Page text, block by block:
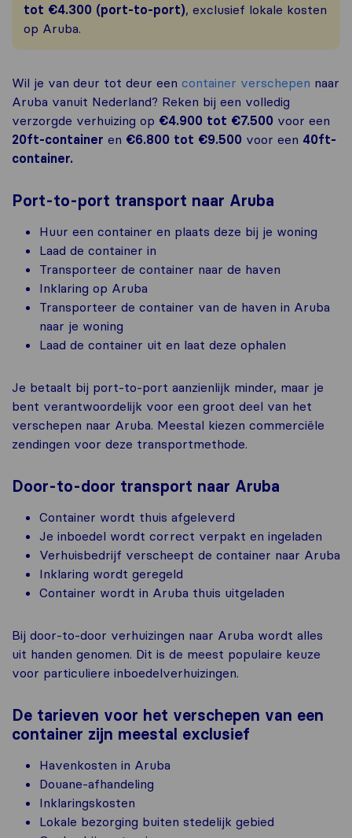
tot €4.300 (port-to-port), exclusief lokale kosten
op Aruba.
Wil je van deur tot deur een container verschepen naar
Aruba vanuit Nederland? Reken bij een volledig
verzorgde verhuizing op €4.900 tot €7.500 voor een
20ft-container en €6.800 tot €9.500 voor een 40ft-
container.
Port-to-port transport naar Aruba
Huur een container en plaats deze bij je woning
Laad de container in
Transporteer de container naar de haven
Inklaring op Aruba
Transporteer de container van de haven in Aruba
naar je woning
Laad de container uit en laat deze ophalen
Je betaalt bij port-to-port aanzienlijk minder, maar je
bent verantwoordelijk voor een groot deel van het
verschepen naar Aruba. Meestal kiezen commerciële
zendingen voor deze transportmethode.
Door-to-door transport naar Aruba
Container wordt thuis afgeleverd
Je inboedel wordt correct verpakt en ingeladen
Verhuisbedrijf verscheept de container naar Aruba
Inklaring wordt geregeld
Container wordt in Aruba thuis uitgeladen
Bij door-to-door verhuizingen naar Aruba wordt alles
uit handen genomen. Dit is de meest populaire keuze
voor particuliere inboedelverhuizingen.
De tarieven voor het verschepen van een
container zijn meestal exclusief
Havenkosten in Aruba
Douane-afhandeling
Inklaringskosten
Lokale bezorging buiten stedelijk gebied